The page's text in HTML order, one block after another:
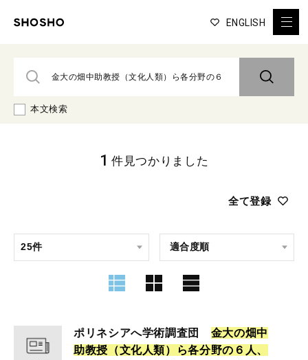
ENGLISH
本文検索
全て登録
1 件見つかりました
ポリネシアへ学術調査団 金大の畑中
助教授 （文化人類） ら各分野の ６ 人、